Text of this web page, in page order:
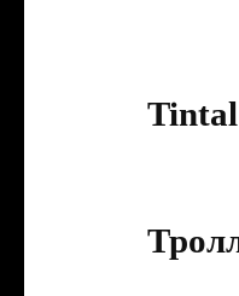
Tintal